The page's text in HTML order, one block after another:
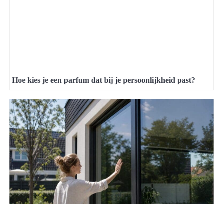
Hoe kies je een parfum dat bij je persoonlijkheid past?